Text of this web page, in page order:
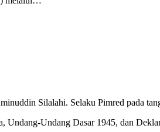
Silalahi. Selaku Pimred pada
Undang-Undang Dasar 1945, dan